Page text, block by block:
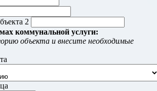
2
коммунальной услуги:
объекта и внесите необходимые